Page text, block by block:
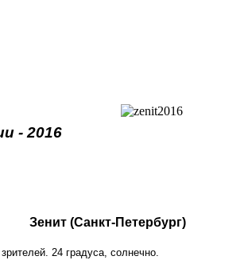
- 2016
Зенит (Санкт-Петербург)
24 градуса, солнечно.